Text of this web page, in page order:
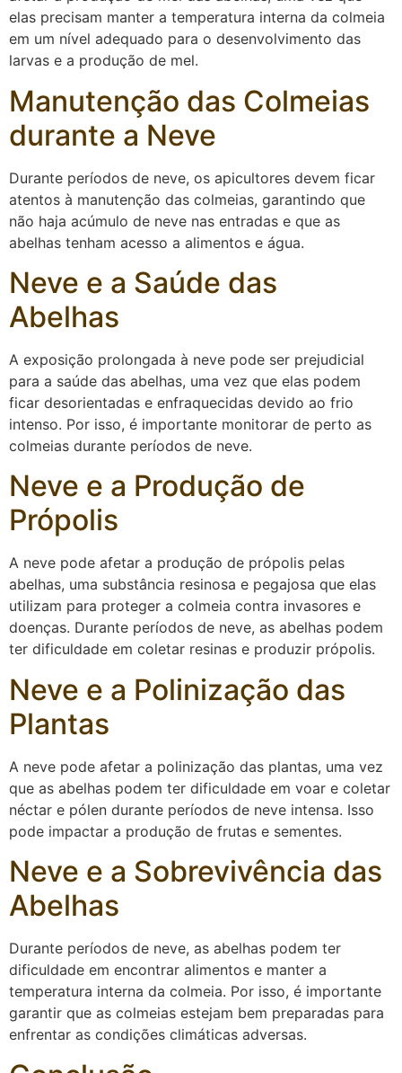
elas precisam manter a temperatura interna da colmeia
em um nível adequado para o desenvolvimento das
larvas e a produção de mel.
Manutenção das Colmeias
durante a Neve
Durante períodos de neve, os apicultores devem ficar
atentos à manutenção das colmeias, garantindo que
não haja acúmulo de neve nas entradas e que as
abelhas tenham acesso a alimentos e água.
Neve e a Saúde das
Abelhas
A exposição prolongada à neve pode ser prejudicial
para a saúde das abelhas, uma vez que elas podem
ficar desorientadas e enfraquecidas devido ao frio
intenso. Por isso, é importante monitorar de perto as
colmeias durante períodos de neve.
Neve e a Produção de
Própolis
A neve pode afetar a produção de própolis pelas
abelhas, uma substância resinosa e pegajosa que elas
utilizam para proteger a colmeia contra invasores e
doenças. Durante períodos de neve, as abelhas podem
ter dificuldade em coletar resinas e produzir própolis.
Neve e a Polinização das
Plantas
A neve pode afetar a polinização das plantas, uma vez
que as abelhas podem ter dificuldade em voar e coletar
néctar e pólen durante períodos de neve intensa. Isso
pode impactar a produção de frutas e sementes.
Neve e a Sobrevivência das
Abelhas
Durante períodos de neve, as abelhas podem ter
dificuldade em encontrar alimentos e manter a
temperatura interna da colmeia. Por isso, é importante
garantir que as colmeias estejam bem preparadas para
enfrentar as condições climáticas adversas.